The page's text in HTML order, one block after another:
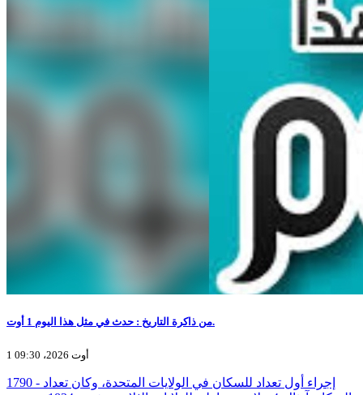
من ذاكرة التاريخ : حدث في مثل هذا اليوم 1 أوت.
1 أوت 2026، 09:30
1790 - إجراء أول تعداد للسكان في الولايات المتحدة، وكان تعداد